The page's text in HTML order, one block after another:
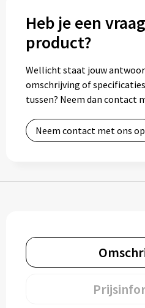
Eten & drinken
Bidons
Drinkflessen
Mokken & kopjes
Glazen
Heb je een
product?
Wellicht staat jouw
omschrijving of
tussen? Neem dan contact
Neem contact met ons op